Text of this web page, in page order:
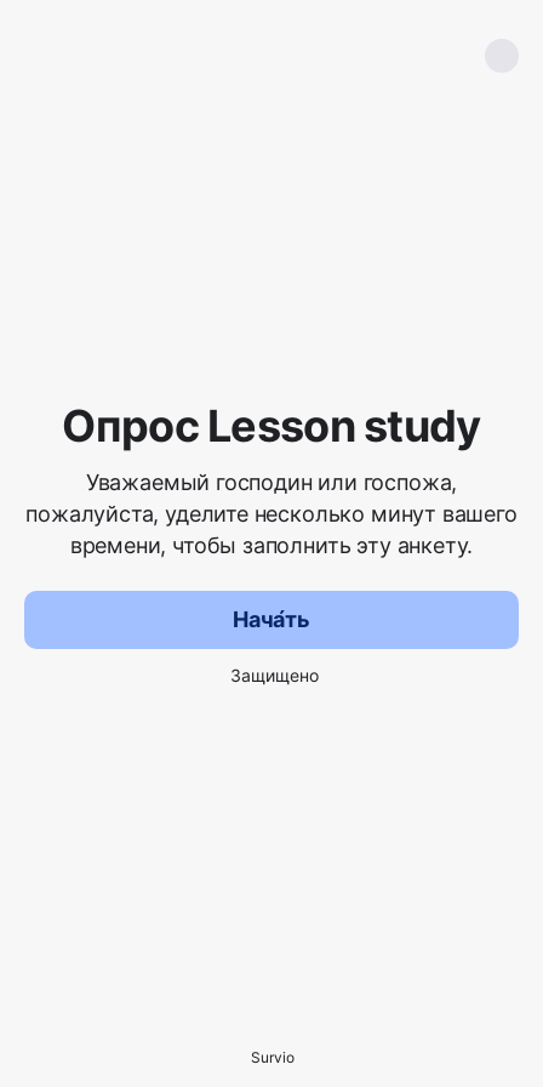
Опрос Lesson study
Уважаемый господин или госпожа,
пожалуйста, уделите несколько минут вашего
времени, чтобы заполнить эту анкету.
Нача́ть
Защищено
Survio